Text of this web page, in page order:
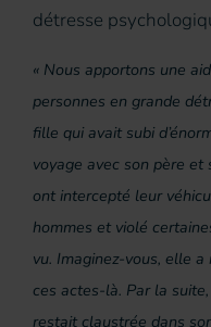
détresse
« Nous apportons une
personnes en grande
fille qui avait subi
voyage avec son père
ont intercepté leur
hommes et violé
vu. Imaginez-vous, elle
ces actes-là. Par la
restait claustrée dans